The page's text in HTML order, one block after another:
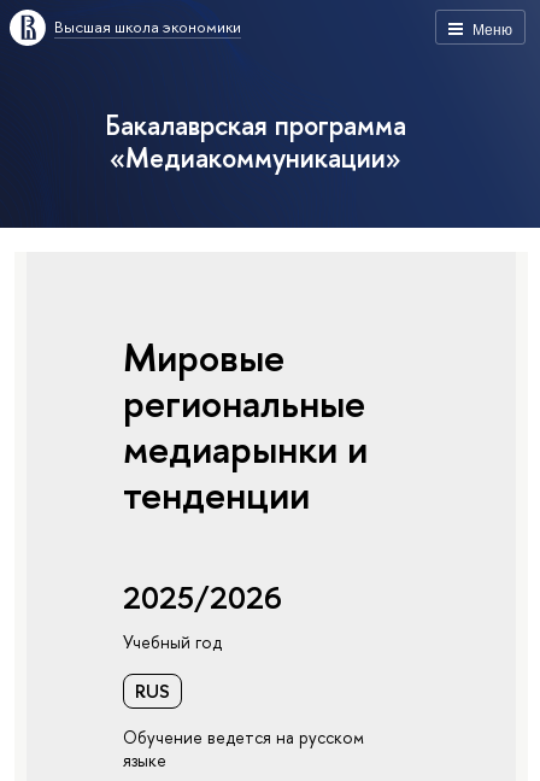
Меню
Высшая школа экономики
Бакалаврская программа
«Медиакоммуникации»
Мировые
региональные
медиарынки и
тенденции
2025/2026
Учебный год
RUS
Обучение ведется на русском
языке